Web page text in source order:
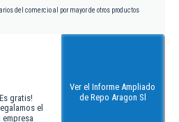
del comercio al por mayor de otros productos
gratis!
el
Ver el Informe Ampliado
de Repo Aragon Sl